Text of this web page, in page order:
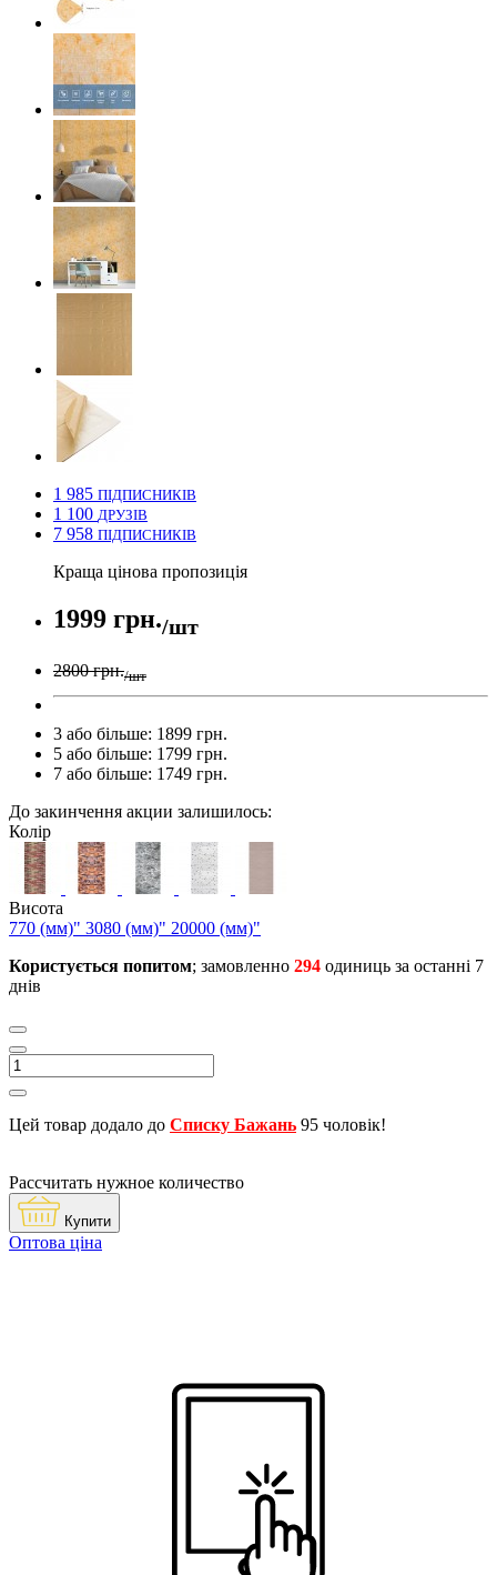
1 985 ПІДПИСНИКІВ
1 100 ДРУЗІВ
7 958 ПІДПИСНИКІВ
Краща цінова пропозиція
1999 грн./шт
2800 грн./шт
3 або більше: 1899 грн.
5 або більше: 1799 грн.
7 або більше: 1749 грн.
До закинчення акции залишилось:
Колір
Висота
770 (мм)" 3080 (мм)" 20000 (мм)"
Користується попитом; замовленно 294 одиниць за останні 7
днів
Цей товар додало до Списку Бажань 95 чоловік!
Рассчитать нужное количество
Купити
Оптова ціна